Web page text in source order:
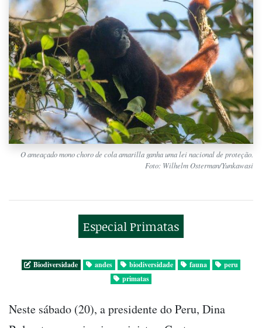
O ameaçado mono choro de cola amarilla ganha uma lei nacional de proteção.
Foto: Wilhelm Osterman/Yunkawasi
Especial Primatas
Biodiversidade andes biodiversidade fauna
peru
primatas
Neste sábado (20), a presidente do Peru, Dina